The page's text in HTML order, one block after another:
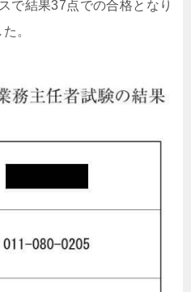
で結果37点での合格となり
。